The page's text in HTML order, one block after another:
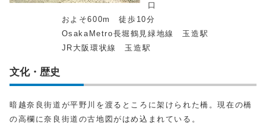
口
およそ600m 徒歩10分
OsakaMetro長堀鶴見緑地線 玉造駅
JR大阪環状線 玉造駅
文化・歴史
暗越奈良街道が平野川を渡るところに架けられた橋。現在の橋
の高欄に奈良街道の古地図がはめ込まれている。